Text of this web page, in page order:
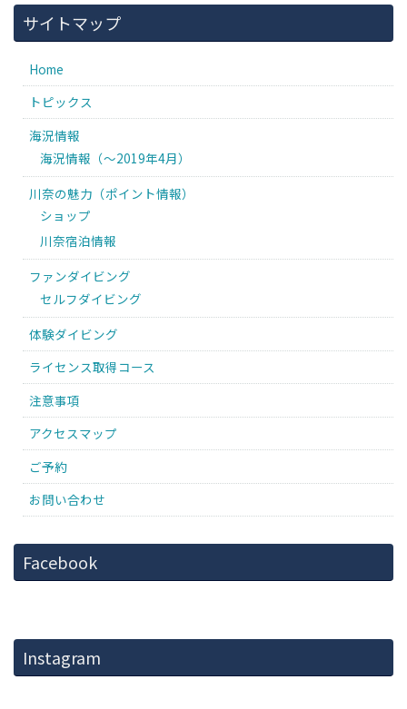
サイトマップ
Home
トピックス
海況情報
海況情報（〜2019年4月）
川奈の魅力（ポイント情報）
ショップ
川奈宿泊情報
ファンダイビング
セルフダイビング
体験ダイビング
ライセンス取得コース
注意事項
アクセスマップ
ご予約
お問い合わせ
Facebook
Instagram